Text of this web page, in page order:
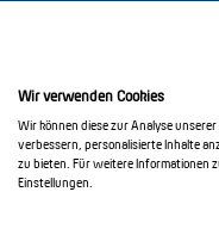
Impressum
Wir verwenden Cookies
Wir können diese zur Analyse
verbessern, personalisierte Inhalte
zu bieten. Für weitere Informationen
Einstellungen.